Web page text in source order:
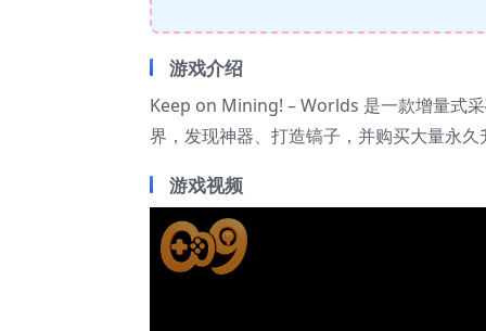
游戏介绍
Keep on Mining! – Worlds 是一款增量式
界，发现神器、打造镐子，并购买大量永久
游戏视频